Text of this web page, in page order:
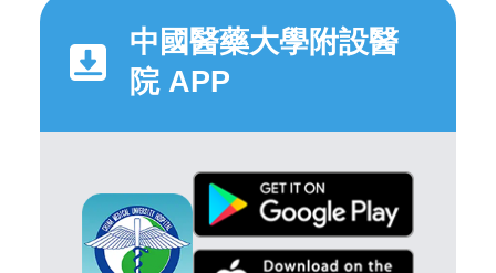
中國醫藥大學附設醫
院 APP